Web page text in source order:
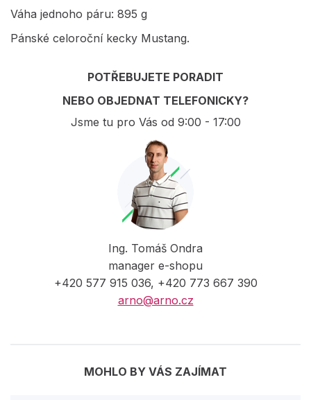
Váha jednoho páru: 895 g
Pánské celoroční kecky Mustang.
POTŘEBUJETE PORADIT
NEBO OBJEDNAT TELEFONICKY?
Jsme tu pro Vás od 9:00 - 17:00
Ing. Tomáš Ondra
manager e-shopu
+420 577 915 036, +420 773 667 390
arno@arno.cz
MOHLO BY VÁS ZAJÍMAT